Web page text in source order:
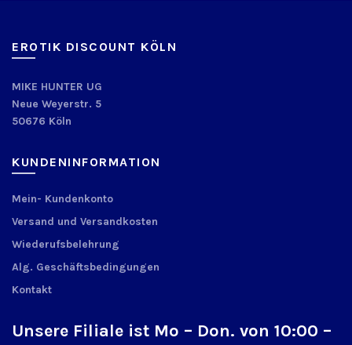
EROTIK DISCOUNT KÖLN
MIKE HUNTER UG
Neue Weyerstr. 5
50676 Köln
KUNDENINFORMATION
Mein- Kundenkonto
Versand und Versandkosten
Wiederufsbelehrung
Alg. Geschäftsbedingungen
Kontakt
Unsere Filiale ist Mo – Don. von 10:00 –